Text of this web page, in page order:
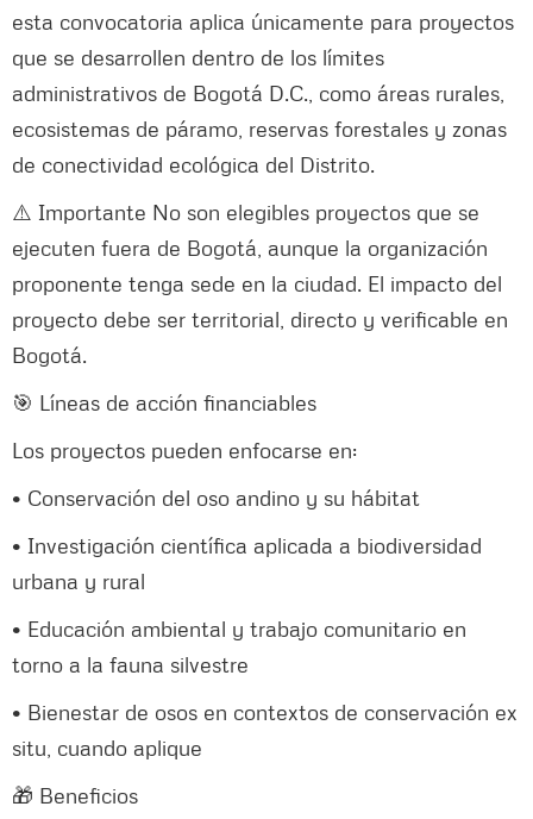
esta convocatoria aplica únicamente para proyectos
que se desarrollen dentro de los límites
administrativos de Bogotá D.C., como áreas rurales,
ecosistemas de páramo, reservas forestales y zonas
de conectividad ecológica del Distrito.
⚠️ Importante No son elegibles proyectos que se
ejecuten fuera de Bogotá, aunque la organización
proponente tenga sede en la ciudad. El impacto del
proyecto debe ser territorial, directo y verificable en
Bogotá.
🎯 Líneas de acción financiables
Los proyectos pueden enfocarse en:
• Conservación del oso andino y su hábitat
• Investigación científica aplicada a biodiversidad
urbana y rural
• Educación ambiental y trabajo comunitario en
torno a la fauna silvestre
• Bienestar de osos en contextos de conservación ex
situ, cuando aplique
🎁 Beneficios